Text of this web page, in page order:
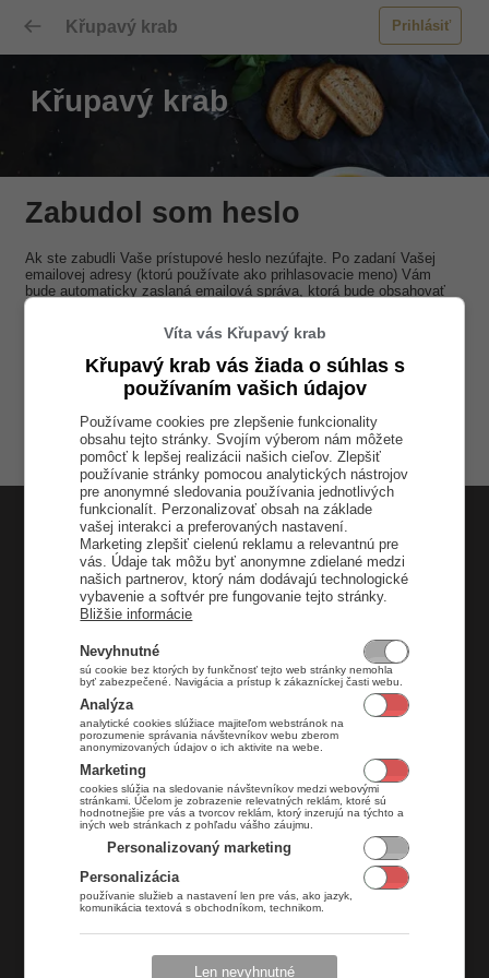
Křupavý krab Prihlásiť
Křupavý krab
Zabudol som heslo
Ak ste zabudli Vaše prístupové heslo nezúfajte. Po zadaní Vašej
emailovej adresy (ktorú používate ako prihlasovacie meno) Vám
bude automaticky zaslaná emailová správa, ktorá bude obsahovať
nové prístupové heslo a odkaz na dokončenie zmeny hesla. Heslo
bude skutočne zmenené až po kliknutí na tento odkaz v emailovej
Zaslať žiadosť
Donáška
Kontakt
Obedové menu
Obchodné podmienky
Ochrana osobných údajov
Správa cookies
Donáška Prevádzka
Pondelok
07:00 - 23:00
Utorok
07:00 - 23:00
Streda
07:00 - 23:00
07:00 - 23:00
Víta vás Křupavý krab
Křupavý krab vás žiada o súhlas s
používaním vašich údajov
Používame cookies pre zlepšenie funkcionality
obsahu tejto stránky. Svojím výberom nám môžete
pomôcť k lepšej realizácii našich cieľov. Zlepšiť
používanie stránky pomocou analytických nástrojov
pre anonymné sledovania používania jednotlivých
funkcionalít. Perzonalizovať obsah na základe
vašej interakci a preferovaných nastavení.
Marketing zlepšiť cielenú reklamu a relevantnú pre
vás. Údaje tak môžu byť anonymne zdielané medzi
našich partnerov, ktorý nám dodávajú technologické
vybavenie a softvér pre fungovanie tejto stránky.
Bližšie informácie
Nevyhnutné
sú cookie bez ktorých by funkčnosť tejto web stránky nemohla
byť zabezpečené. Navigácia a prístup k zákazníckej časti webu.
Analýza
analytické cookies slúžiace majiteľom webstránok na
porozumenie správania návštevníkov webu zberom
anonymizovaných údajov o ich aktivite na webe.
Marketing
cookies slúžia na sledovanie návštevníkov medzi webovými
stránkami. Účelom je zobrazenie relevatných reklám, ktoré sú
hodnotnejšie pre vás a tvorcov reklám, ktorý inzerujú na týchto a
iných web stránkach z pohľadu vášho záujmu.
Personalizovaný marketing
Personalizácia
používanie služieb a nastavení len pre vás, ako jazyk,
komunikácia textová s obchodníkom, technikom.
Len nevyhnutné